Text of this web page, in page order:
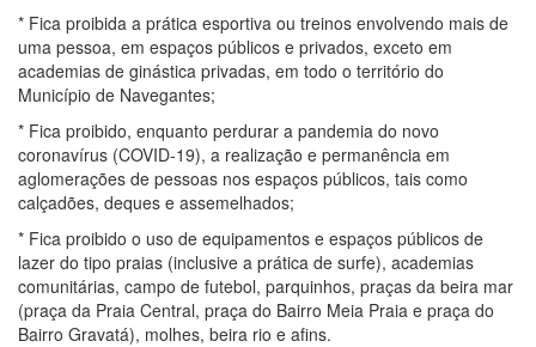
* Fica proibida a prática esportiva ou treinos envolvendo mais de
uma pessoa, em espaços públicos e privados, exceto em
academias de ginástica privadas, em todo o território do
Município de Navegantes;
* Fica proibido, enquanto perdurar a pandemia do novo
coronavírus (COVID-19), a realização e permanência em
aglomerações de pessoas nos espaços públicos, tais como
calçadões, deques e assemelhados;
* Fica proibido o uso de equipamentos e espaços públicos de
lazer do tipo praias (inclusive a prática de surfe), academias
comunitárias, campo de futebol, parquinhos, praças da beira mar
(praça da Praia Central, praça do Bairro Meia Praia e praça do
Bairro Gravatá), molhes, beira rio e afins.